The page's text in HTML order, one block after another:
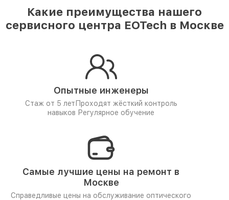
Какие преимущества нашего
сервисного центра EOTech в Москве
Опытные инженеры
Стаж от 5 лет Проходят жёсткий контроль
навыков Регулярное обучение
Самые лучшие цены на ремонт в
Москве
Справедливые цены на обслуживание оптического